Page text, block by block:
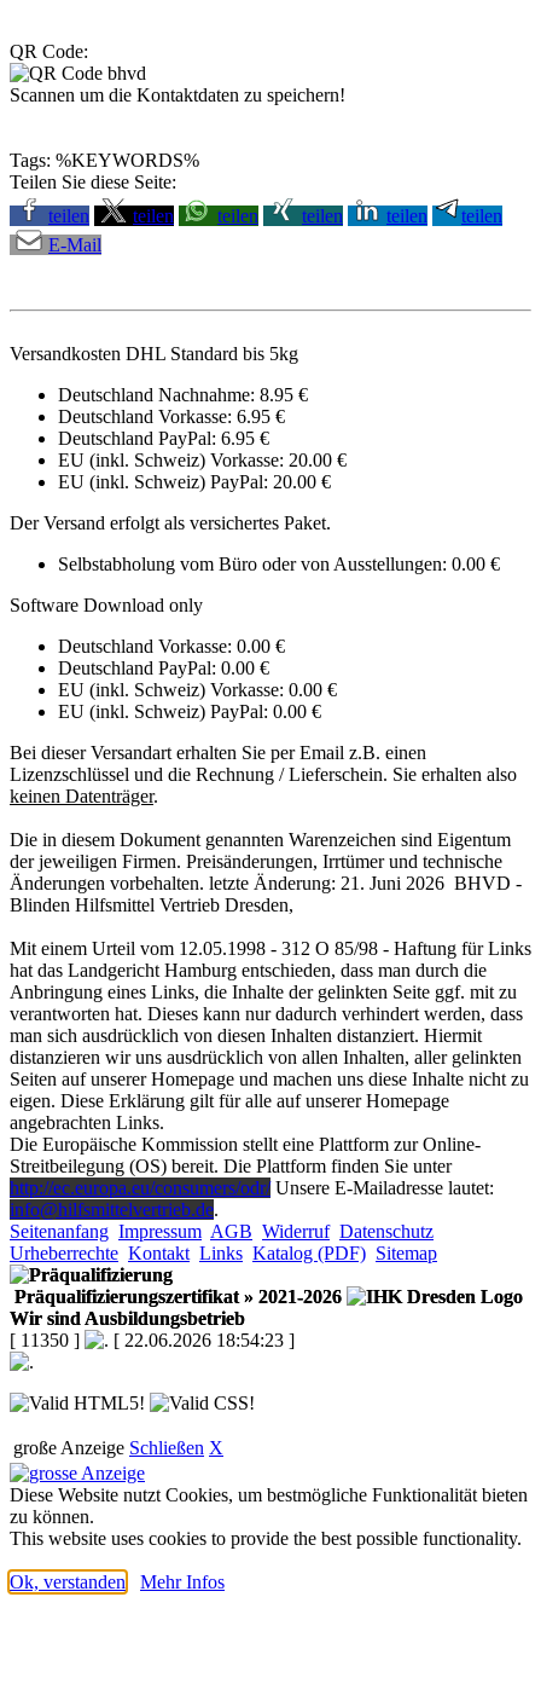
QR Code:
Scannen um die Kontaktdaten zu speichern!
Tags: %KEYWORDS%
Teilen Sie diese Seite:
teilen
teilen teilen teilen teilen
teilen
E-Mail
Versandkosten DHL Standard bis 5kg
Deutschland Nachnahme: 8.95 €
Deutschland Vorkasse: 6.95 €
Deutschland PayPal: 6.95 €
EU (inkl. Schweiz) Vorkasse: 20.00 €
EU (inkl. Schweiz) PayPal: 20.00 €
Der Versand erfolgt als versichertes Paket.
Selbstabholung vom Büro oder von Ausstellungen: 0.00 €
Software Download only
Deutschland Vorkasse: 0.00 €
Deutschland PayPal: 0.00 €
EU (inkl. Schweiz) Vorkasse: 0.00 €
EU (inkl. Schweiz) PayPal: 0.00 €
Bei dieser Versandart erhalten Sie per Email z.B. einen
Lizenzschlüssel und die Rechnung / Lieferschein. Sie erhalten also
keinen Datenträger.
Die in diesem Dokument genannten Warenzeichen sind Eigentum
der jeweiligen Firmen. Preisänderungen, Irrtümer und technische
Änderungen vorbehalten. letzte Änderung: 21. Juni 2026 BHVD -
Blinden Hilfsmittel Vertrieb Dresden,
Mit einem Urteil vom 12.05.1998 - 312 O 85/98 - Haftung für Links
hat das Landgericht Hamburg entschieden, dass man durch die
Anbringung eines Links, die Inhalte der gelinkten Seite ggf. mit zu
verantworten hat. Dieses kann nur dadurch verhindert werden, dass
man sich ausdrücklich von diesen Inhalten distanziert. Hiermit
distanzieren wir uns ausdrücklich von allen Inhalten, aller gelinkten
Seiten auf unserer Homepage und machen uns diese Inhalte nicht zu
eigen. Diese Erklärung gilt für alle auf unserer Homepage
angebrachten Links.
Die Europäische Kommission stellt eine Plattform zur Online-
Streitbeilegung (OS) bereit. Die Plattform finden Sie unter
http://ec.europa.eu/consumers/odr/Unsere E-Mailadresse lautet:
info@hilfsmittelvertrieb.de.
Seitenanfang Impressum AGB Widerruf Datenschutz
Urheberrechte Kontakt Links Katalog (PDF) Sitemap
Präqualifizierungszertifikat » 2021-2026
Wir sind Ausbildungsbetrieb
[ 11350 ]
[ 22.06.2026 18:54:23 ]
große Anzeige Schließen X
Diese Website nutzt Cookies, um bestmögliche Funktionalität bieten
zu können.
This website uses cookies to provide the best possible functionality.
Ok, verstanden Mehr Infos